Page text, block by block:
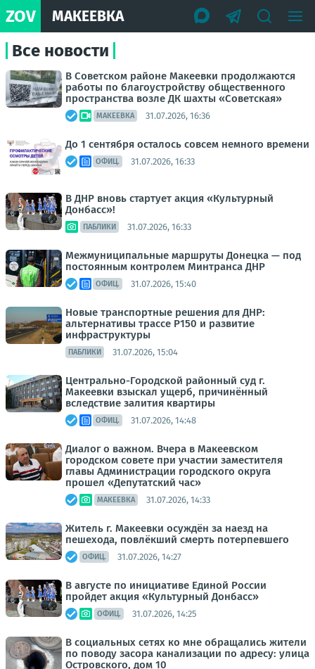
ZOV МАКЕЕВКА
Все новости
В Советском районе Макеевки продолжаются
работы по благоустройству общественного
пространства возле ДК шахты «Советская»
МАКЕЕВКА 31.07.2026, 16:36
До 1 сентября осталось совсем немного времени
ОФИЦ. 31.07.2026, 16:33
В ДНР вновь стартует акция «Культурный
Донбасс»!
ПАБЛИКИ 31.07.2026, 16:33
Межмуниципальные маршруты Донецка — под
постоянным контролем Минтранса ДНР
ОФИЦ. 31.07.2026, 15:40
Новые транспортные решения для ДНР:
альтернативы трассе Р150 и развитие
инфраструктуры
ПАБЛИКИ 31.07.2026, 15:04
Центрально-Городской районный суд г.
Макеевки взыскал ущерб, причинённый
вследствие залития квартиры
ОФИЦ. 31.07.2026, 14:48
Диалог о важном. Вчера в Макеевском
городском совете при участии заместителя
главы Администрации городского округа
прошел «Депутатский час»
МАКЕЕВКА 31.07.2026, 14:33
Житель г. Макеевки осуждён за наезд на
пешехода, повлёкший смерть потерпевшего
ОФИЦ. 31.07.2026, 14:27
В августе по инициативе Единой России
пройдет акция «Культурный Донбасс»
ОФИЦ. 31.07.2026, 14:25
В социальных сетях ко мне обращались жители
по поводу засора канализации по адресу: улица
Островского, дом 10